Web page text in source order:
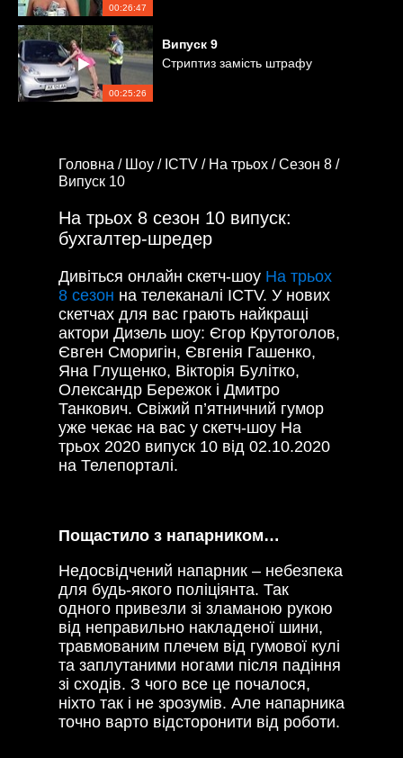
00:26:47
00:25:26
Випуск 9
Стриптиз замість штрафу
Головна / Шоу / ICTV / На трьох /Сезон 8 /
Випуск 10
На трьох 8 сезон 10 випуск:
бухгалтер-шредер
Дивіться онлайн скетч-шоу На трьох
8 сезон на телеканалі ICTV. У нових
скетчах для вас грають найкращі
актори Дизель шоу: Єгор Крутоголов,
Євген Сморигін, Євгенія Гашенко,
Яна Глущенко, Вікторія Булітко,
Олександр Бережок і Дмитро
Танкович. Свіжий п’ятничний гумор
уже чекає на вас у скетч-шоу На
трьох 2020 випуск 10 від 02.10.2020
на Телепорталі.
Пощастило з напарником…
Недосвідчений напарник – небезпека
для будь-якого поліціянта. Так
одного привезли зі зламаною рукою
від неправильно накладеної шини,
травмованим плечем від гумової кулі
та заплутаними ногами після падіння
зі сходів. З чого все це почалося,
ніхто так і не зрозумів. Але напарника
точно варто відсторонити від роботи.